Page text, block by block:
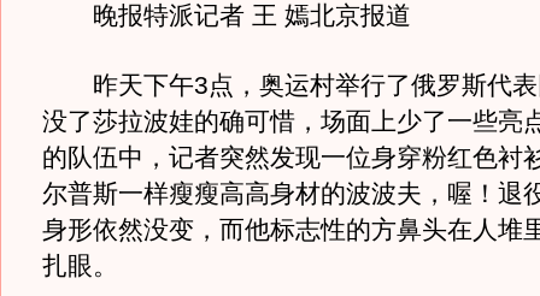
晚报特派记者 王 嫣北京报道
昨天下午3点，奥运村举行了俄罗斯代表
没了莎拉波娃的确可惜，场面上少了一些亮
的队伍中，记者突然发现一位身穿粉红色衬
尔普斯一样瘦瘦高高身材的波波夫，喔！退
身形依然没变，而他标志性的方鼻头在人堆
扎眼。